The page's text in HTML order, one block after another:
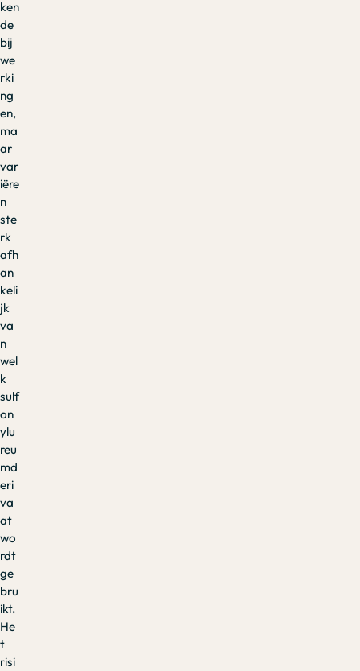
ken
de
bij
we
rki
ng
en,
ma
ar
var
iëre
n
ste
rk
afh
an
keli
jk
va
n
wel
k
sulf
on
ylu
reu
md
eri
va
at
wo
rdt
ge
bru
ikt.
He
t
risi